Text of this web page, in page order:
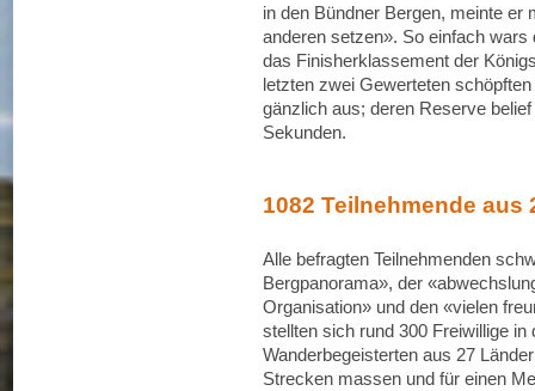
in den Bündner Bergen, meinte
anderen setzen». So einfach
das Finisherklassement der
letzten zwei Gewerteten
gänzlich aus; deren Reserve
Sekunden.
1082 Teilnehmende aus
Alle befragten Teilnehmenden
Bergpanorama», der
Organisation» und den «vielen
stellten sich rund 300 Freiwillige
Wanderbegeisterten aus 27
Strecken massen und für einen